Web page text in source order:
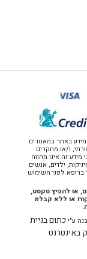
באתר במאמרים
ו/או מחקרים
זה אינו מהווה
ילדים, אנשים
ברופא לפני השימוש
או להפיץ טקסט,
או ללא קבלת
ע"יכתום בניית
באינטרנט